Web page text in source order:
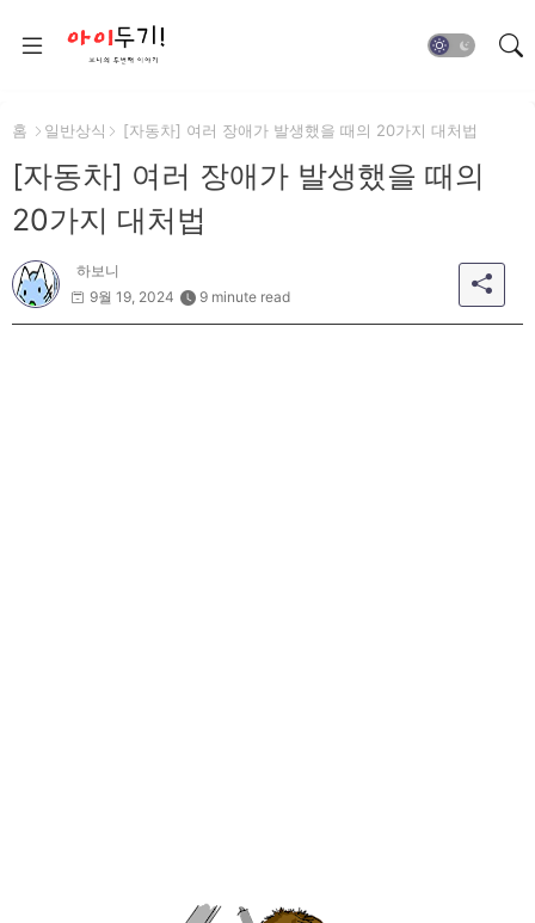
홈 일반상식 [자동차] 여러 장애가 발생했을 때의 20가지 대처법
[자동차] 여러 장애가 발생했을 때의
20가지 대처법
하보니
9월 19, 2024
9 minute read